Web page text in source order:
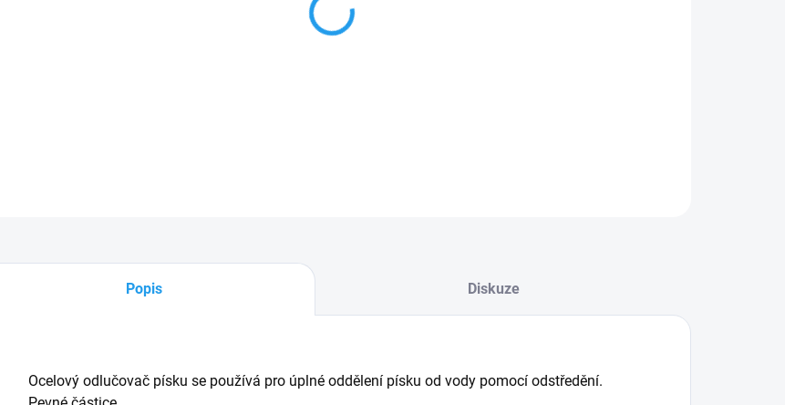
Popis Diskuze
Ocelový odlučovač písku se používá pro úplné oddělení písku od vody pomocí odstředění.